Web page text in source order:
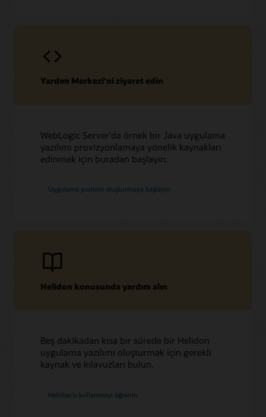
Yardım Merkezi'ni ziyaret edin
WebLogic Server'da örnek bir Java uygulama
yazılımı provizyonlamaya yönelik kaynakları
edinmek için buradan başlayın.
Uygulama yazılımı oluşturmaya başlayın
Helidon konusunda yardım alın
Beş dakikadan kısa bir sürede bir Helidon
uygulama yazılımı oluşturmak için gerekli
kaynak ve kılavuzları bulun.
Helidon'u kullanmayı öğrenin